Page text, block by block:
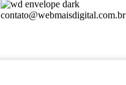
contato@webmaisdigital.com.br